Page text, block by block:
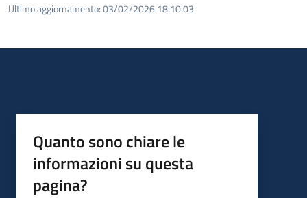
Ultimo aggiornamento:03/02/2026 18:10.03
Quanto sono chiare le
informazioni su questa
pagina?